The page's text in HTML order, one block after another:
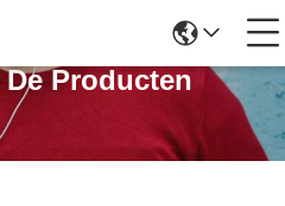
Producten